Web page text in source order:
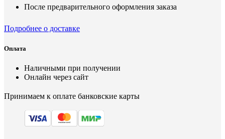
После предварительного оформления заказа
Подробнее о доставке
Оплата
Наличными при получении
Онлайн через сайт
Принимаем к оплате банковские карты